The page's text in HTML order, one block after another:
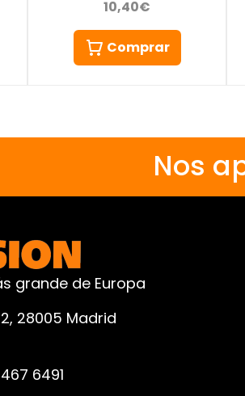
10,40€
Comprar
Nos
grande de Europa
28005 Madrid
467 6491